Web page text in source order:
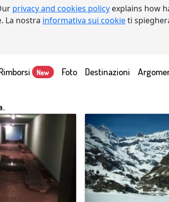
privacy and cookies policy explains how
La nostra informativa sui cookieti
New Foto Destinazioni
.